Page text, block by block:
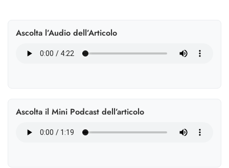
Ascolta l’Audio dell’Articolo
Ascolta il Mini Podcast dell’articolo